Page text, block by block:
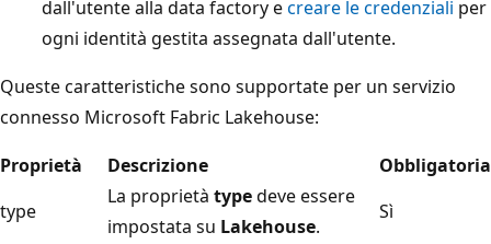
dall'utente alla data factory ecreare le credenziali per
ogni identità gestita assegnata dall'utente.
Queste caratteristiche sono supportate per un servizio
connesso Microsoft Fabric Lakehouse:
Proprietà
Descrizione
Obbligatoria
type
La proprietà typedeve essere
impostata su Lakehouse.
Sì